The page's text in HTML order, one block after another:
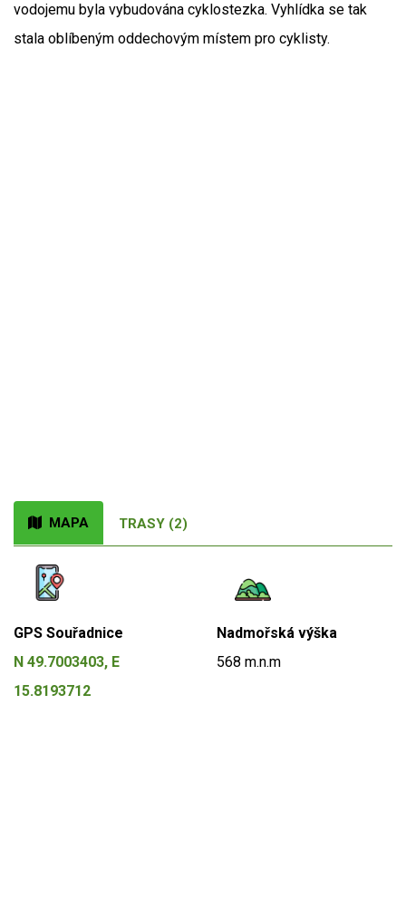
vodojemu byla vybudována cyklostezka. Vyhlídka se tak
stala oblíbeným oddechovým místem pro cyklisty.
MAPA TRASY (2)
GPS Souřadnice
N 49.7003403, E
15.8193712
Nadmořská výška
568 m.n.m